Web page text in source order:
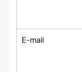
E-mail